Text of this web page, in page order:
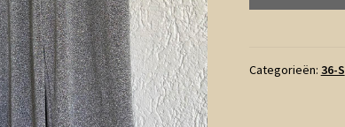
broek
Categorieën: 36-S